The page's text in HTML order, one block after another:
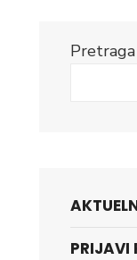
Pretraga
PRIJAVI